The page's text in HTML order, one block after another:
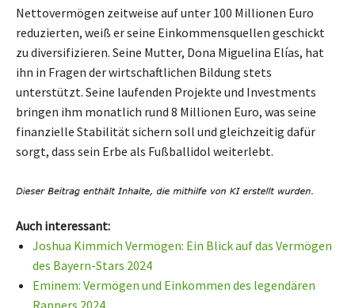
Nettovermögen zeitweise auf unter 100 Millionen Euro
reduzierten, weiß er seine Einkommensquellen geschickt
zu diversifizieren. Seine Mutter, Dona Miguelina Elías, hat
ihn in Fragen der wirtschaftlichen Bildung stets
unterstützt. Seine laufenden Projekte und Investments
bringen ihm monatlich rund 8 Millionen Euro, was seine
finanzielle Stabilität sichern soll und gleichzeitig dafür
sorgt, dass sein Erbe als Fußballidol weiterlebt.
Auch interessant:
Joshua Kimmich Vermögen: Ein Blick auf das Vermögen
des Bayern-Stars 2024
Eminem: Vermögen und Einkommen des legendären